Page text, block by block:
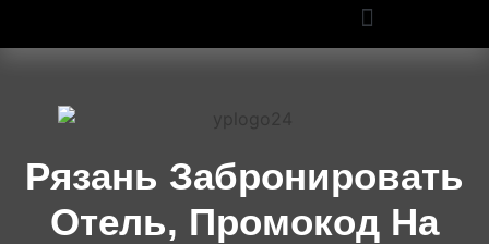
Рязань Забронировать
Отель, Промокод На